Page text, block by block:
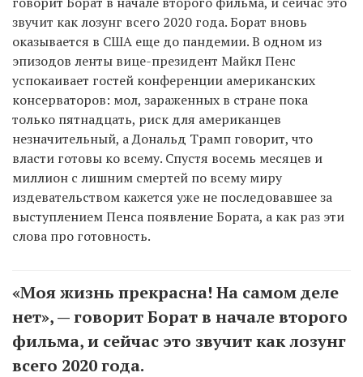
звучит как лозунг всего 2020 года. Борат вновь
оказывается в США еще до пандемии. В одном из
эпизодов ленты вице-президент Майкл Пенс
успокаивает гостей конференции американских
консерваторов: мол, зараженных в стране пока
только пятнадцать, риск для американцев
незначительный, а Дональд Трамп говорит, что
власти готовы ко всему. Спустя восемь месяцев и
миллион с лишним смертей по всему миру
издевательством кажется уже не последовавшее за
выступлением Пенса появление Бората, а как раз эти
слова про готовность.
«Моя жизнь прекрасна! На самом деле
нет», — говорит Борат в начале второго
фильма, и сейчас это звучит как лозунг
всего 2020 года.